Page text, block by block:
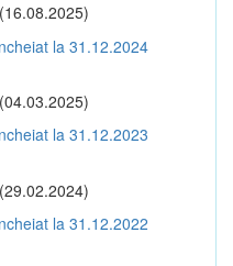
(16.08.2025)
la 31.12.2024
(04.03.2025)
la 31.12.2023
(29.02.2024)
la 31.12.2022